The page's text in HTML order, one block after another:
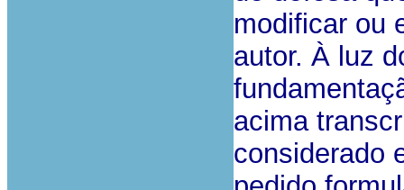
modificar ou
autor. À luz
acima
considerado